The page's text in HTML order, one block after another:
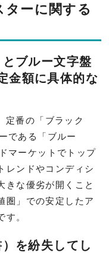
ターに関する
ブルー文字盤
金額に具体的な
定番の「ブラック
である「ブルー
マーケットでトップ
レンドやコンディシ
きな優劣が開くこと
圏」での安定したア
す。
を紛失してし